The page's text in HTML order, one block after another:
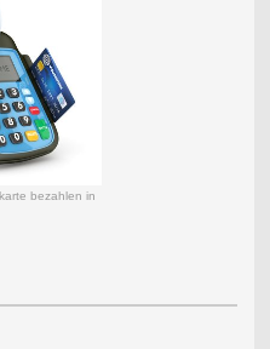
bezahlen in